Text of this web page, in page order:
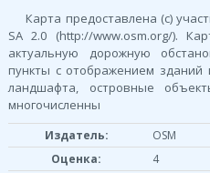
Карта предоставлена (с)
SA 2.0 (http://www.osm.org/).
актуальную дорожную
пункты с отображением
ландшафта, островные
многочисленны
Издатель:
OSM
Оценка:
4